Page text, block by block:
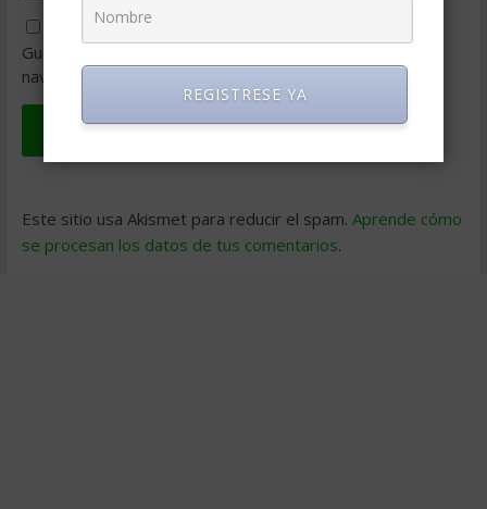
Guarda mi nombre, correo electrónico y web en este
navegador para la próxima vez que comente.
Este sitio usa Akismet para reducir el spam. Aprende cómo
se procesan los datos de tus comentarios.
REGISTRESE YA